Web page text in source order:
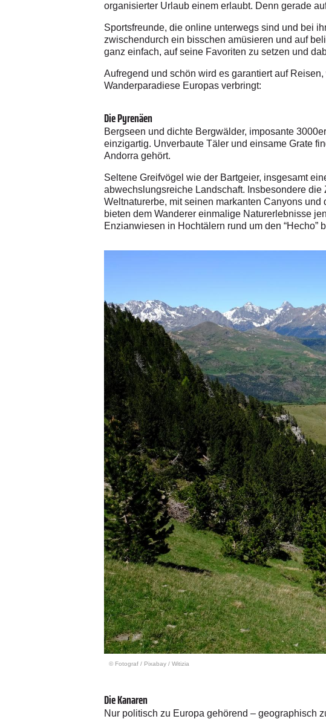
organisierter Urlaub einem erlaubt. Denn gerade
Sportsfreunde, die online unterwegs sind und bei
zwischendurch ein bisschen amüsieren und auf
ganz einfach, auf seine Favoriten zu setzen und
Aufregend und schön wird es garantiert auf
Wanderparadiese Europas verbringt:
Die Pyrenäen
Bergseen und dichte Bergwälder, imposante
einzigartig. Unverbaute Täler und einsame Grate
Andorra gehört.
Seltene Greifvögel wie der Bartgeier, insgesamt
abwechslungsreiche Landschaft. Insbesondere
Weltnaturerbe, mit seinen markanten Canyons und
bieten dem Wanderer einmalige Naturerlebnisse
Enzianwiesen in Hochtälern rund um den
© Fotograf / Pixabay / Witizia
Die Kanaren
Nur politisch zu Europa gehörend – geographisch